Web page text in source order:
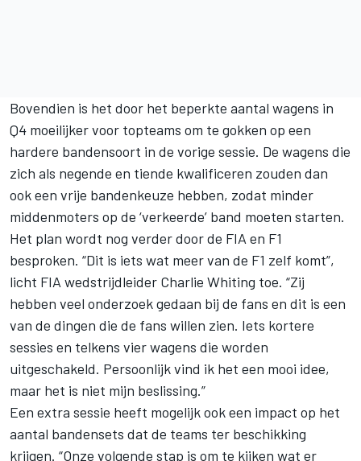
Bovendien is het door het beperkte aantal wagens in
Q4 moeilijker voor topteams om te gokken op een
hardere bandensoort in de vorige sessie. De wagens die
zich als negende en tiende kwalificeren zouden dan
ook een vrije bandenkeuze hebben, zodat minder
middenmoters op de ‘verkeerde’ band moeten starten.
Het plan wordt nog verder door de FIA en F1
besproken. “Dit is iets wat meer van de F1 zelf komt”,
licht FIA wedstrijdleider Charlie Whiting toe. “Zij
hebben veel onderzoek gedaan bij de fans en dit is een
van de dingen die de fans willen zien. Iets kortere
sessies en telkens vier wagens die worden
uitgeschakeld. Persoonlijk vind ik het een mooi idee,
maar het is niet mijn beslissing.”
Een extra sessie heeft mogelijk ook een impact op het
aantal bandensets dat de teams ter beschikking
krijgen. “Onze volgende stap is om te kijken wat er